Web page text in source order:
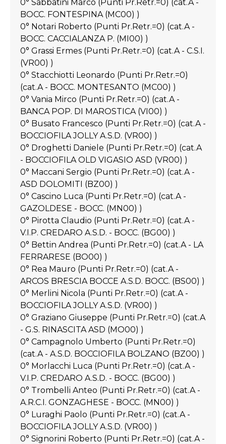
0° Sabbatini Marco (Punti Pr.Retr.=0) (cat.A -
BOCC. FONTESPINA (MC00) )
0° Notari Roberto (Punti Pr.Retr.=0) (cat.A -
BOCC. CACCIALANZA P. (MI00) )
0° Grassi Ermes (Punti Pr.Retr.=0) (cat.A - C.S.I.
(VR00) )
0° Stacchiotti Leonardo (Punti Pr.Retr.=0)
(cat.A - BOCC. MONTESANTO (MC00) )
0° Vania Mirco (Punti Pr.Retr.=0) (cat.A -
BANCA POP. DI MAROSTICA (VI00) )
0° Busato Francesco (Punti Pr.Retr.=0) (cat.A -
BOCCIOFILA JOLLY A.S.D. (VR00) )
0° Droghetti Daniele (Punti Pr.Retr.=0) (cat.A
- BOCCIOFILA OLD VIGASIO ASD (VR00) )
0° Maccani Sergio (Punti Pr.Retr.=0) (cat.A -
ASD DOLOMITI (BZ00) )
0° Cascino Luca (Punti Pr.Retr.=0) (cat.A -
GAZOLDESE - BOCC. (MN00) )
0° Pirotta Claudio (Punti Pr.Retr.=0) (cat.A -
V.I.P. CREDARO A.S.D. - BOCC. (BG00) )
0° Bettin Andrea (Punti Pr.Retr.=0) (cat.A - LA
FERRARESE (BO00) )
0° Rea Mauro (Punti Pr.Retr.=0) (cat.A -
ARCOS BRESCIA BOCCE A.S.D. BOCC. (BS00) )
0° Merlini Nicola (Punti Pr.Retr.=0) (cat.A -
BOCCIOFILA JOLLY A.S.D. (VR00) )
0° Graziano Giuseppe (Punti Pr.Retr.=0) (cat.A
- G.S. RINASCITA ASD (MO00) )
0° Campagnolo Umberto (Punti Pr.Retr.=0)
(cat.A - A.S.D. BOCCIOFILA BOLZANO (BZ00) )
0° Morlacchi Luca (Punti Pr.Retr.=0) (cat.A -
V.I.P. CREDARO A.S.D. - BOCC. (BG00) )
0° Trombelli Anteo (Punti Pr.Retr.=0) (cat.A -
A.R.C.I. GONZAGHESE - BOCC. (MN00) )
0° Luraghi Paolo (Punti Pr.Retr.=0) (cat.A -
BOCCIOFILA JOLLY A.S.D. (VR00) )
0° Signorini Roberto (Punti Pr.Retr.=0) (cat.A -